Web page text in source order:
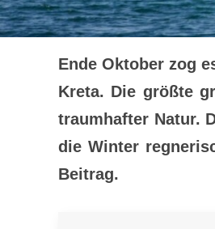
Ende Oktober zog
Kreta. Die größte
traumhafter Natur.
die Winter
Beitrag.